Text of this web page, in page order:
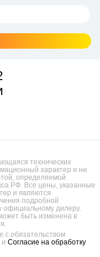
технических
характер и ни
определяемой
РФ. Все цены, указанные
и являются
подробной
дилеру.
быть изменена в
с обязательством
и Согласие на обработку